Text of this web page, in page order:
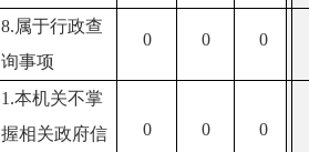
8.属于行政查
询事项
0 0 0
1.本机关不掌
握相关政府信
0 0 0